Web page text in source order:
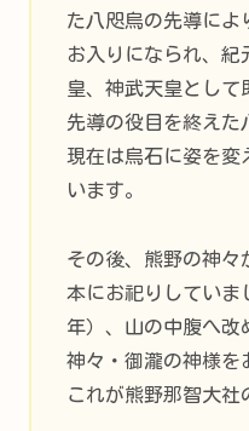
た八咫烏の先導によ
お入りになられ、紀
皇、神武天皇として
先導の役目を終えた
現在は烏石に姿を変
います。
その後、熊野の神々
本にお祀りしていま
年）、山の中腹へ改
神々・御瀧の神様を
これが熊野那智大社